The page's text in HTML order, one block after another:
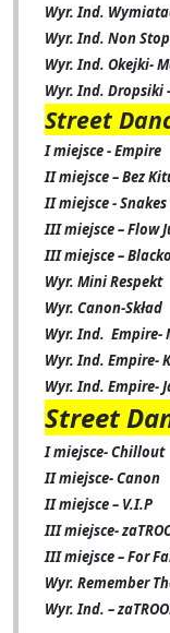
Wyr. Ind.
Wyr. Ind. Non
Wyr. Ind. Okejki-
Wyr. Ind. Dropsiki
Street
I miejsce - Empire
II miejsce – Bez
II miejsce - Snakes
III miejsce – Flow
III miejsce –
Wyr. Mini Respekt
Wyr. Canon-Skład
Wyr. Ind. Empire-
Wyr. Ind. Empire-
Wyr. Ind. Empire-
Street
I miejsce- Chillout
II miejsce- Canon
II miejsce – V.I.P
III miejsce-
III miejsce – For
Wyr. Remember
Wyr. Ind. –